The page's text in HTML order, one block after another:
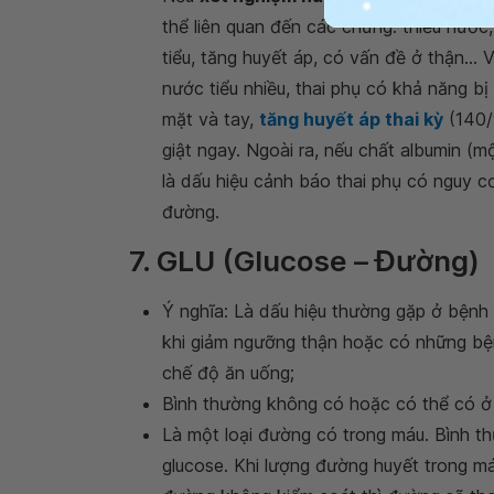
thể liên quan đến các chứng: thiếu
tiểu, tăng huyết áp, có vấn đề ở thận...
nước tiểu nhiều, thai phụ có khả năng
mặt và tay, tăng huyết áp thai kỳ
giật ngay. Ngoài ra, nếu chất albumin
là dấu hiệu cảnh báo thai phụ có nguy
đường.
7. GLU (Glucose – Đường)
Ý nghĩa: Là dấu hiệu thường gặp ở
khi giảm ngưỡng thận hoặc có những
chế độ ăn uống;
Bình thường không có hoặc có thể có
Là một loại đường có trong máu. Bình
glucose. Khi lượng đường huyết trong